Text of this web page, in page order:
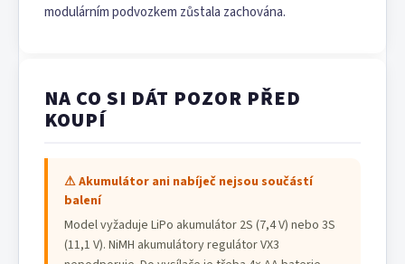
modulárním podvozkem zůstala zachována.
NA CO SI DÁT POZOR PŘED
KOUPÍ
⚠ Akumulátor ani nabíječ nejsou součástí
balení
Model vyžaduje LiPo akumulátor 2S (7,4 V) nebo 3S
(11,1 V). NiMH akumulátory regulátor VX3